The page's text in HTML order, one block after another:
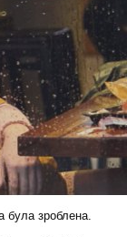
була зроблена.